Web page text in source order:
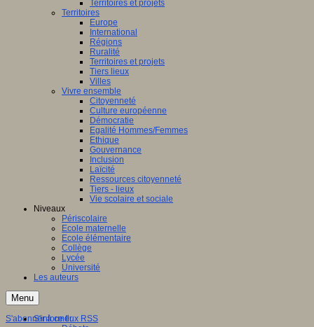
Territoires et projets
Territoires
Europe
International
Régions
Ruralité
Territoires et projets
Tiers lieux
Villes
Vivre ensemble
Citoyenneté
Culture européenne
Démocratie
Egalité Hommes/Femmes
Ethique
Gouvernance
Inclusion
Laïcité
Ressources citoyenneté
Tiers - lieux
Vie scolaire et sociale
Niveaux
Périscolaire
Ecole maternelle
Ecole élémentaire
Collège
Lycée
Université
Les auteurs
Menu
S'informer
S'abonner à ce flux RSS